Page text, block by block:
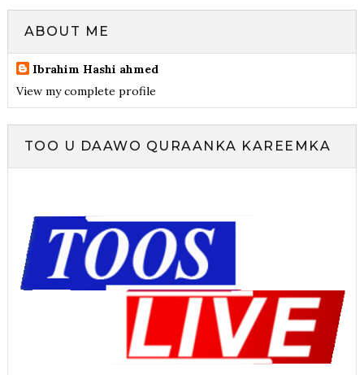
ABOUT ME
Ibrahim Hashi ahmed
View my complete profile
TOO U DAAWO QURAANKA KAREEMKA